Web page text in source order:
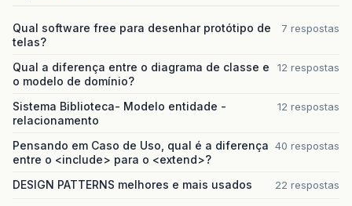
Qual software free para desenhar protótipo de
telas?
7 respostas
Qual a diferença entre o diagrama de classe e
o modelo de domínio?
12 respostas
Sistema Biblioteca- Modelo entidade -
relacionamento
12 respostas
Pensando em Caso de Uso, qual é a diferença
entre o <include> para o <extend>?
40 respostas
DESIGN PATTERNS melhores e mais usados 22 respostas